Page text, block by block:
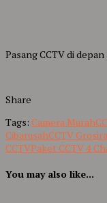
Pasang CCTV di depan
Share
Tags: Camera Murah
CibarusahCCTV
CCTVPaket CCTV 4
You may also like...